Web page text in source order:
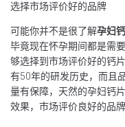
选择市场评价好的品牌
可能你并不是很了解孕妇
毕竟现在怀孕期间都是需
够选择到市场评价好的钙
有50年的研发历史，而且
量有保障，天然的孕妇钙
效果，市场评价良好的品